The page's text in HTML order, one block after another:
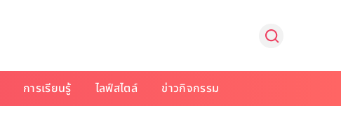
การเรียนรู้ ไลฟ์สไตล์ ข่าวกิจกรรม